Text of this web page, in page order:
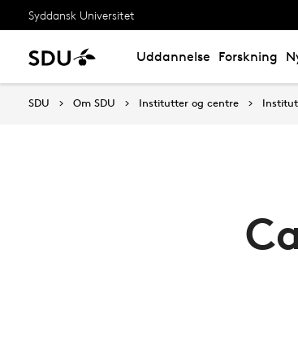
Syddansk Universitet
Uddannelse Forskning
SDU Om SDU Institutter og centre